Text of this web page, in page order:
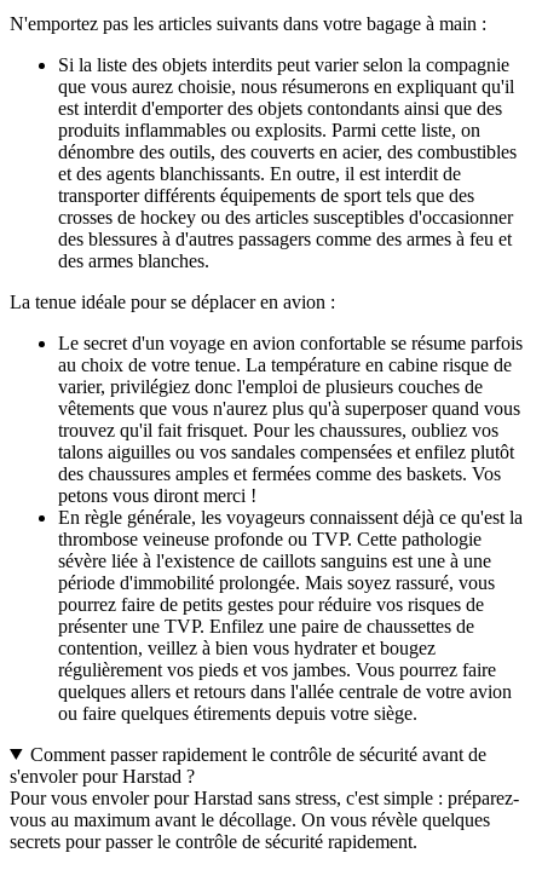
N'emportez pas les articles suivants dans votre bagage à main :
Si la liste des objets interdits peut varier selon la compagnie
que vous aurez choisie, nous résumerons en expliquant qu'il
est interdit d'emporter des objets contondants ainsi que des
produits inflammables ou explosits. Parmi cette liste, on
dénombre des outils, des couverts en acier, des combustibles
et des agents blanchissants. En outre, il est interdit de
transporter différents équipements de sport tels que des
crosses de hockey ou des articles susceptibles d'occasionner
des blessures à d'autres passagers comme des armes à feu et
des armes blanches.
La tenue idéale pour se déplacer en avion :
Le secret d'un voyage en avion confortable se résume parfois
au choix de votre tenue. La température en cabine risque de
varier, privilégiez donc l'emploi de plusieurs couches de
vêtements que vous n'aurez plus qu'à superposer quand vous
trouvez qu'il fait frisquet. Pour les chaussures, oubliez vos
talons aiguilles ou vos sandales compensées et enfilez plutôt
des chaussures amples et fermées comme des baskets. Vos
petons vous diront merci !
En règle générale, les voyageurs connaissent déjà ce qu'est la
thrombose veineuse profonde ou TVP. Cette pathologie
sévère liée à l'existence de caillots sanguins est une à une
période d'immobilité prolongée. Mais soyez rassuré, vous
pourrez faire de petits gestes pour réduire vos risques de
présenter une TVP. Enfilez une paire de chaussettes de
contention, veillez à bien vous hydrater et bougez
régulièrement vos pieds et vos jambes. Vous pourrez faire
quelques allers et retours dans l'allée centrale de votre avion
ou faire quelques étirements depuis votre siège.
Comment passer rapidement le contrôle de sécurité avant de
s'envoler pour Harstad ?
Pour vous envoler pour Harstad sans stress, c'est simple : préparez-
vous au maximum avant le décollage. On vous révèle quelques
secrets pour passer le contrôle de sécurité rapidement.